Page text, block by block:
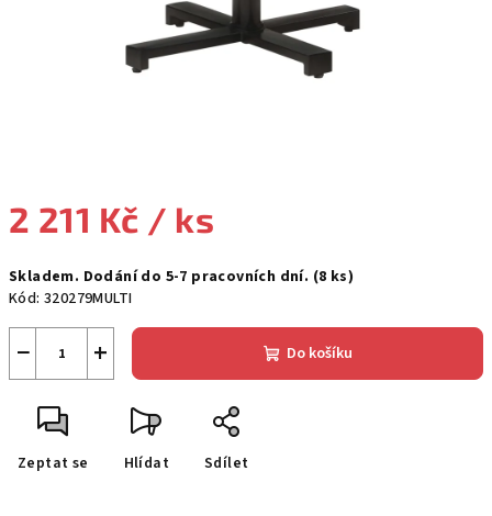
2 211 Kč / ks
cena:
Skladem. Dodání do 5-7 pracovních dní. (8 ks)
Kód: 320279MULTI
+
− Do košíku
Zeptat se Hlídat Sdílet